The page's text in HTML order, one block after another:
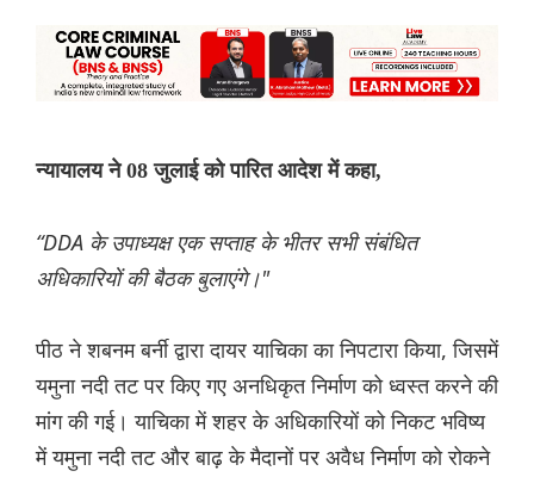
न्यायालय ने 08 जुलाई को पारित आदेश में कहा,
“DDA के उपाध्यक्ष एक सप्ताह के भीतर सभी संबंधित
अधिकारियों की बैठक बुलाएंगे।"
पीठ ने शबनम बर्नी द्वारा दायर याचिका का निपटारा किया, जिसमें
यमुना नदी तट पर किए गए अनधिकृत निर्माण को ध्वस्त करने की
मांग की गई। याचिका में शहर के अधिकारियों को निकट भविष्य
में यमुना नदी तट और बाढ़ के मैदानों पर अवैध निर्माण को रोकने